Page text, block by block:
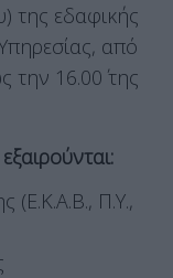
της εδαφικής
από
την 16.00΄ της
(Ε.Κ.Α.Β., Π.Υ.,